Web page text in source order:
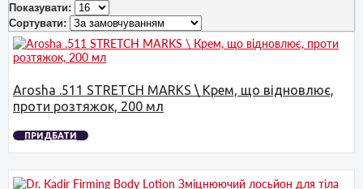
Показувати:
Сортувати:
Arosha .511 STRETCH MARKS \ Крем, що відновлює,
проти розтяжок, 200 мл
ПРИДБАТИ